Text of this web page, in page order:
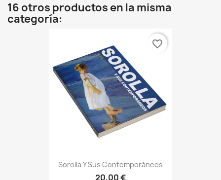
16 otros productos en la misma
categoría:
Sorolla Y Sus Contemporáneos
20,00 €
favorite_border